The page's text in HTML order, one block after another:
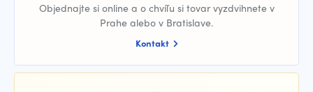
Objednajte si online a o chvíľu si tovar vyzdvihnete v
Prahe alebo v Bratislave.
Kontakt